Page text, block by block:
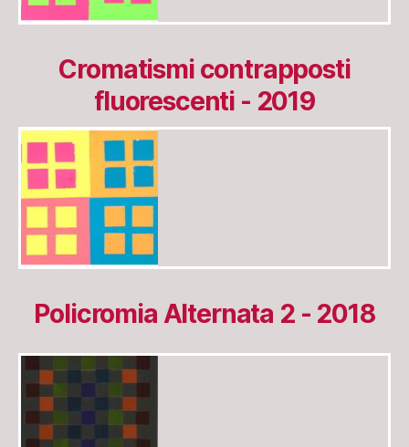
Cromatismi contrapposti
fluorescenti - 2019
Policromia Alternata 2 - 2018